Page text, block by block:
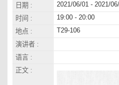
日期 :
2021/06/01 - 2021/
时间 :
19:00 - 20:00
地点 :
T29-106
演讲者 :
语言 :
正文 :